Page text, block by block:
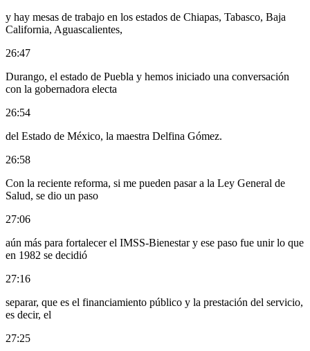
y hay mesas de trabajo en los estados de Chiapas, Tabasco, Baja
California, Aguascalientes,
26:47
Durango, el estado de Puebla y hemos iniciado una conversación
con la gobernadora electa
26:54
del Estado de México, la maestra Delfina Gómez.
26:58
Con la reciente reforma, si me pueden pasar a la Ley General de
Salud, se dio un paso
27:06
aún más para fortalecer el IMSS-Bienestar y ese paso fue unir lo que
en 1982 se decidió
27:16
separar, que es el financiamiento público y la prestación del servicio,
es decir, el
27:25